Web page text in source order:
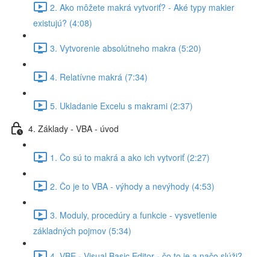
2. Ako môžete makrá vytvoriť? - Aké typy makier
existujú? (4:08)
3. Vytvorenie absolútneho makra (5:20)
4. Relatívne makrá (7:34)
5. Ukladanie Excelu s makrami (2:37)
4. Základy - VBA - úvod
1. Čo sú to makrá a ako ich vytvoriť (2:27)
2. Čo je to VBA - výhody a nevýhody (4:53)
3. Moduly, procedúry a funkcie - vysvetlenie
základných pojmov (5:34)